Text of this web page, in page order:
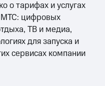
о тарифах и услугах
МТС: цифровых
ТВ и медиа,
для запуска и
сервисах компании